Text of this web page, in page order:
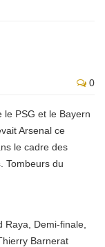
0
le PSG et le Bayern
Arsenal ce
le cadre des
Tombeurs du
Raya Demi-finale
Barnerat